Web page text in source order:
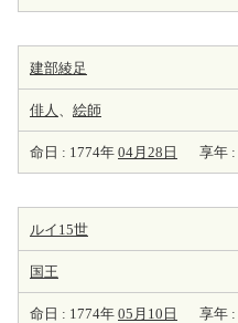
建部綾足
俳人 、 絵師
命日 : 1774年 04月28日 享年 :
ルイ15世
国王
命日 : 1774年 05月10日 享年 :